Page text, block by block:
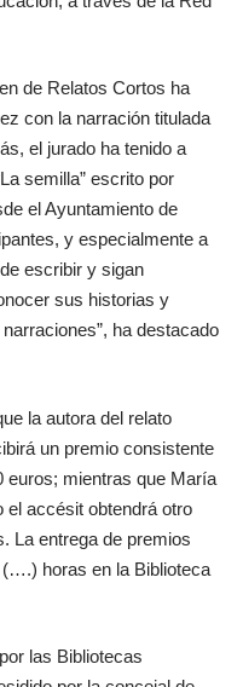
de Relatos Cortos ha
con la narración titulada
el jurado ha tenido a
semilla” escrito por
el Ayuntamiento de
y especialmente a
escribir y sigan
sus historias y
ha destacado
la autora del relato
un premio consistente
euros; mientras que María
el accésit obtendrá otro
La entrega de premios
horas en la Biblioteca
las Bibliotecas